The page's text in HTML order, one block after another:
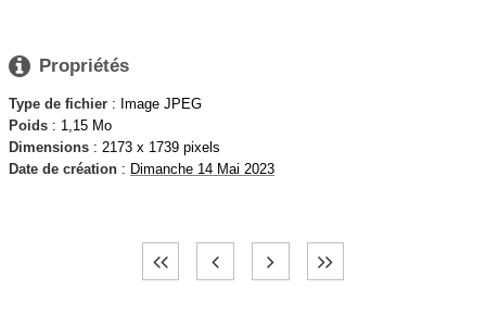
 Propriétés
Type de fichier : Image JPEG
Poids : 1,15 Mo
Dimensions : 2173 x 1739 pixels
Date de création : Dimanche 14 Mai 2023